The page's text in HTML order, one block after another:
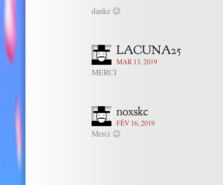
danke 😉
MAR 13, 2019
MERCI
FÉV 16, 2019
Merci 😉